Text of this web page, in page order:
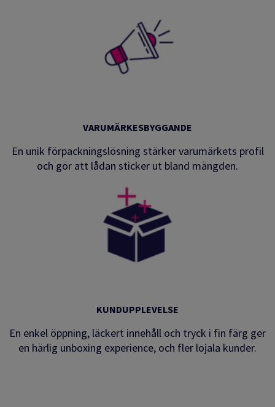
VARUMÄRKESBYGGANDE
En unik förpackningslösning stärker varumärkets profil
och gör att lådan sticker ut bland mängden.
KUNDUPPLEVELSE
En enkel öppning, läckert innehåll och tryck i fin färg ger
en härlig unboxing experience, och fler lojala kunder.